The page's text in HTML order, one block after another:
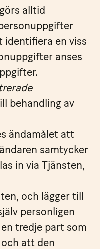
alltid
identifiera en viss
anses
behandling av
ändamålet att
samtycker
in via Tjänsten,
och lägger till
personligen
tredje part som
att den